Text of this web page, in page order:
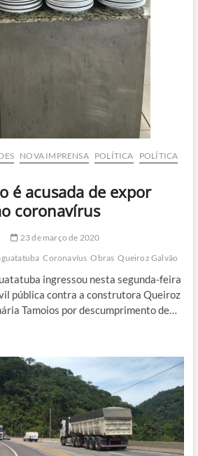
NOVA IMPRENSA POLÍTICA
POLÍTICA
é acusada de expor
coronavírus
23 de março de 2020
Coronavíus Obras Queiroz Galvão
ingressou nesta segunda-feira
pública contra a construtora Queiroz
Tamoios por descumprimento de…